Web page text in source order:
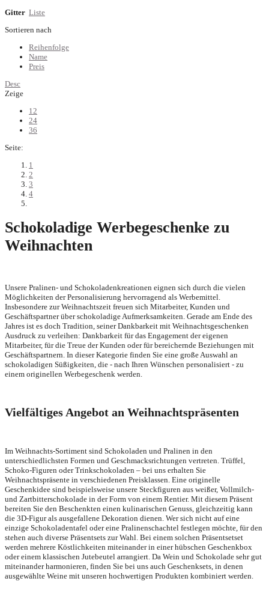
Gitter Liste
Sortieren nach
Reihenfolge
Name
Preis
Desc
Zeige
12
24
36
Seite:
1
2
3
4
Schokoladige Werbegeschenke zu
Weihnachten
Unsere Pralinen- und Schokoladenkreationen eignen sich durch die vielen
Möglichkeiten der Personalisierung hervorragend als Werbemittel.
Insbesondere zur Weihnachtszeit freuen sich Mitarbeiter, Kunden und
Geschäftspartner über schokoladige Aufmerksamkeiten. Gerade am Ende des
Jahres ist es doch Tradition, seiner Dankbarkeit mit Weihnachtsgeschenken
Ausdruck zu verleihen: Dankbarkeit für das Engagement der eigenen
Mitarbeiter, für die Treue der Kunden oder für bereichernde Beziehungen mit
Geschäftspartnern. In dieser Kategorie finden Sie eine große Auswahl an
schokoladigen Süßigkeiten, die - nach Ihren Wünschen personalisiert - zu
einem originellen Werbegeschenk werden.
Vielfältiges Angebot an Weihnachtspräsenten
Im Weihnachts-Sortiment sind Schokoladen und Pralinen in den
unterschiedlichsten Formen und Geschmacksrichtungen vertreten. Trüffel,
Schoko-Figuren oder Trinkschokoladen – bei uns erhalten Sie
Weihnachtspräsente in verschiedenen Preisklassen. Eine originelle
Geschenkidee sind beispielsweise unsere Steckfiguren aus weißer, Vollmilch-
und Zartbitterschokolade in der Form von einem Rentier. Mit diesem Präsent
bereiten Sie den Beschenkten einen kulinarischen Genuss, gleichzeitig kann
die 3D-Figur als ausgefallene Dekoration dienen. Wer sich nicht auf eine
einzige Schokoladentafel oder eine Pralinenschachtel festlegen möchte, für den
stehen auch diverse Präsentsets zur Wahl. Bei einem solchen Präsentsetset
werden mehrere Köstlichkeiten miteinander in einer hübschen Geschenkbox
oder einem klassischen Jutebeutel arrangiert. Da Wein und Schokolade sehr gut
miteinander harmonieren, finden Sie bei uns auch Geschenksets, in denen
ausgewählte Weine mit unseren hochwertigen Produkten kombiniert werden.